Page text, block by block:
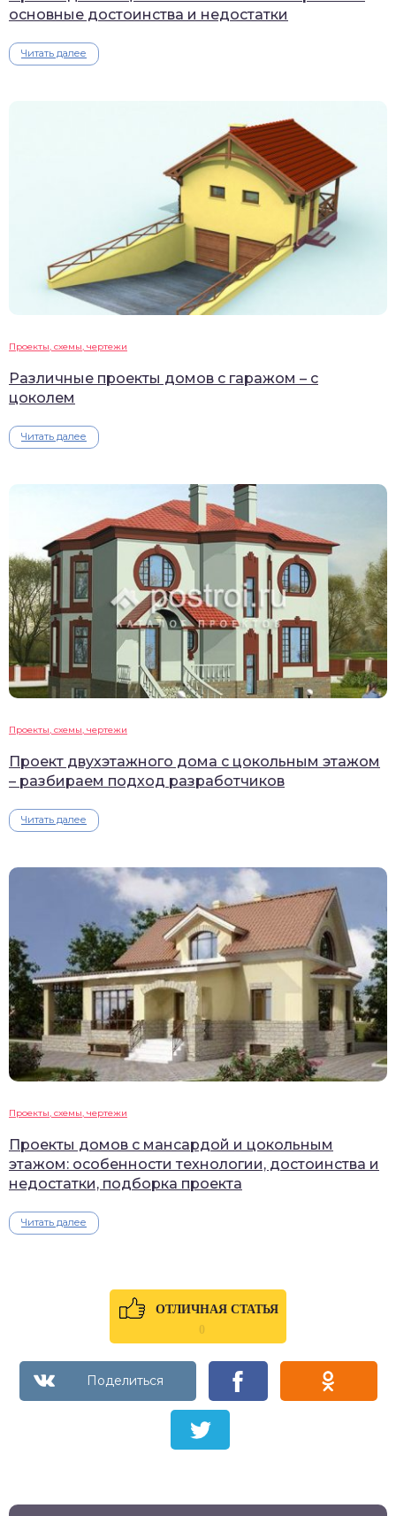
основные достоинства и недостатки
Читать далее
Проекты, схемы, чертежи
Различные проекты домов с гаражом – с
цоколем
Читать далее
Проекты, схемы, чертежи
Проект двухэтажного дома с цокольным этажом
– разбираем подход разработчиков
Читать далее
Проекты, схемы, чертежи
Проекты домов с мансардой и цокольным
этажом: особенности технологии, достоинства и
недостатки, подборка проекта
Читать далее
ОТЛИЧНАЯ СТАТЬЯ
0